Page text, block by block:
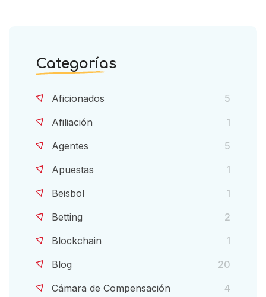
Categorías
Aficionados
5
Afiliación
1
Agentes
5
Apuestas
1
Beisbol
1
Betting
2
Blockchain
1
Blog
20
Cámara de Compensación
4